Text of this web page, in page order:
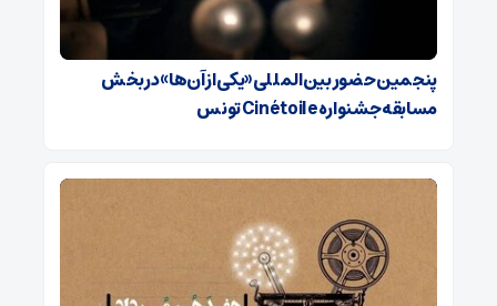
پنجمین حضور بین‌المللی «یکی از آن‌ها» در بخش
مسابقه جشنواره Cinétoile تونس